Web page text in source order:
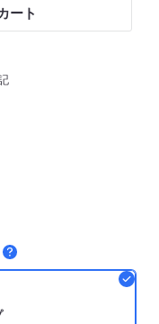
ート
※画像はイメージです